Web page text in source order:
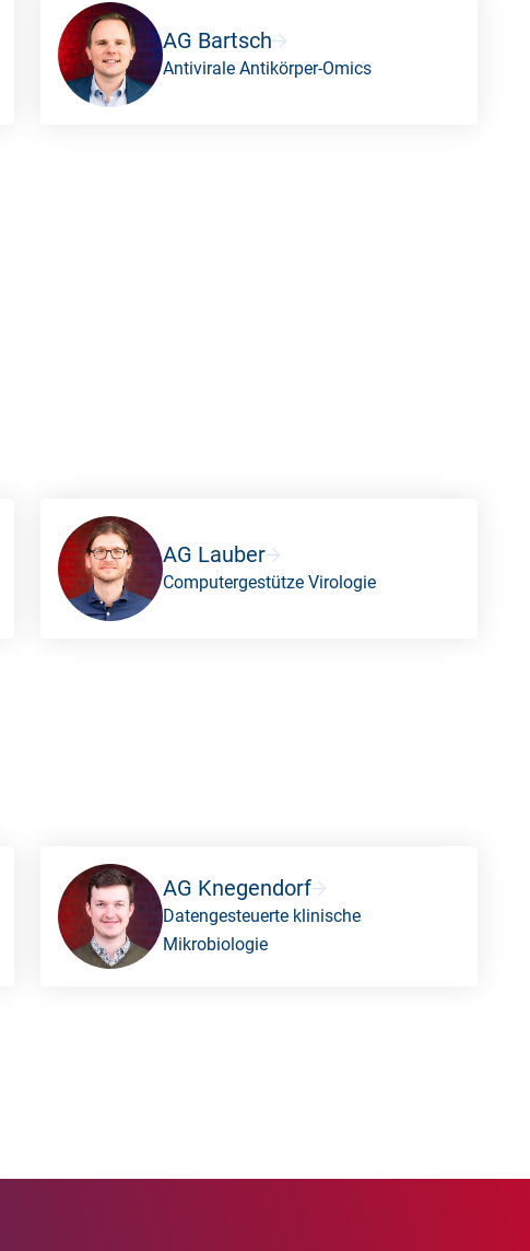
AG Bartsch
Antivirale Antikörper-Omics
AG Lauber
Computergestütze Virologie
AG Knegendorf
Datengesteuerte klinische
Mikrobiologie